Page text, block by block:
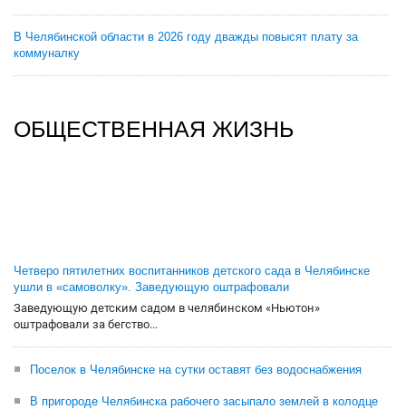
В Челябинской области в 2026 году дважды повысят плату за
коммуналку
ОБЩЕСТВЕННАЯ ЖИЗНЬ
Четверо пятилетних воспитанников детского сада в Челябинске
ушли в «самоволку». Заведующую оштрафовали
Заведующую детским садом в челябинском «Ньютон»
оштрафовали за бегство...
Поселок в Челябинске на сутки оставят без водоснабжения
В пригороде Челябинска рабочего засыпало землей в колодце